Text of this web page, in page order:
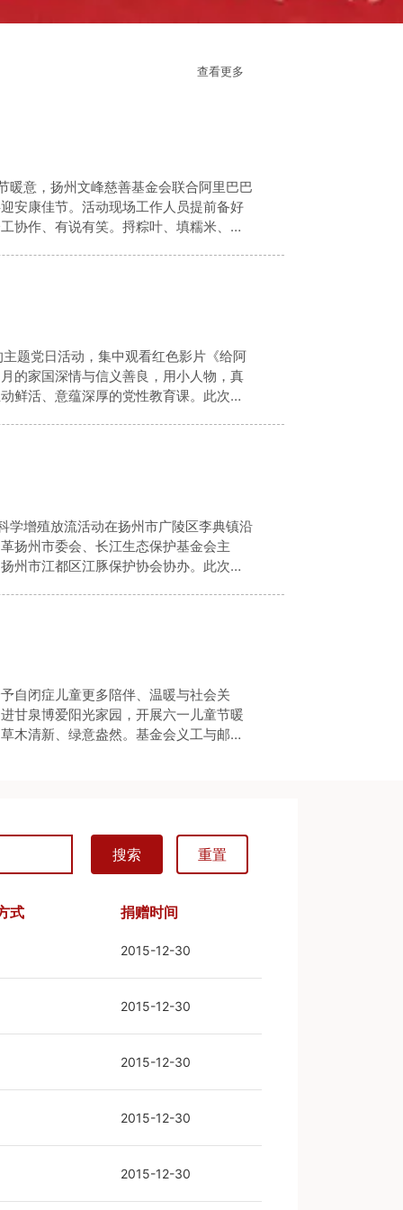
查看更多
暖意，扬州文峰慈善基金会联合阿里巴巴
安康佳节。活动现场工作人员提前备好
协作、有说有笑。捋粽叶、填糯米、放
题党日活动，集中观看红色影片《给阿
的家国深情与信义善良，用小人物，真
鲜活、意蕴深厚的党性教育课。此次红
学增殖放流活动在扬州市广陵区李典镇沿
扬州市委会、长江生态保护基金会主
州市江都区江豚保护协会协办。此次活
自闭症儿童更多陪伴、温暖与社会关
甘泉博爱阳光家园，开展六一儿童节暖
木清新、绿意盎然。基金会义工与邮政
搜索 重置
式 捐赠时间
2015-12-30
2015-12-30
2015-12-30
2015-12-30
2015-12-30